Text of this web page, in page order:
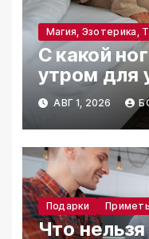
Магия, Эзотерика,
С какой
утром для
АВГ 1, 2026
Подарки
Что